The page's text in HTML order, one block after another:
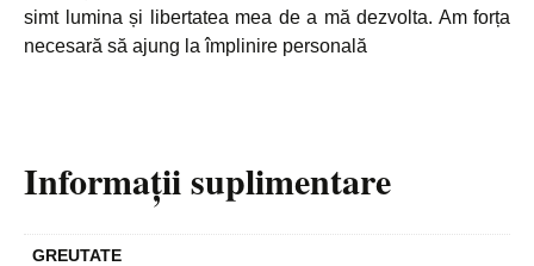
simt lumina și libertatea mea de a mă dezvolta. Am forța
necesară să ajung la împlinire personală
Informații suplimentare
GREUTATE